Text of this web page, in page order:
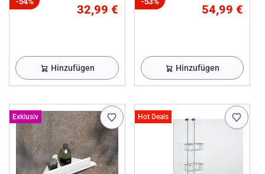
32,99 €
Hinzufügen
54,99 €
Hinzufügen
Exklusiv Hot Deals